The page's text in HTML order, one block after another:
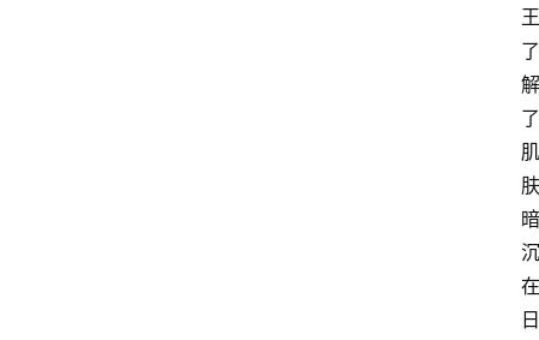
王
了
解
了
肌
肤
暗
沉
在
日